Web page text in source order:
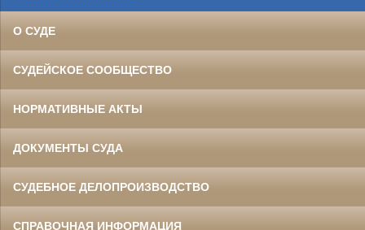
О СУДЕ
СУДЕЙСКОЕ СООБЩЕСТВО
НОРМАТИВНЫЕ АКТЫ
ДОКУМЕНТЫ СУДА
СУДЕБНОЕ ДЕЛОПРОИЗВОДСТВО
СПРАВОЧНАЯ ИНФОРМАЦИЯ